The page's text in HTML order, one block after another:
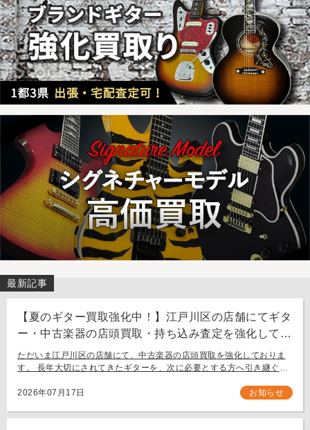
最新記事
【夏のギター買取強化中！】江戸川区の店舗にてギタ
ー・中古楽器の店頭買取・持ち込み査定を強化してお
ります。
ただいま江戸川区の店舗にて、中古楽器の店頭買取を強化しておりま
す。 長年大切にされてきたギターを、次に必要とする方へ引き継ぐお
ち込み査定も大歓迎です。
2026年07月17日 お知らせ